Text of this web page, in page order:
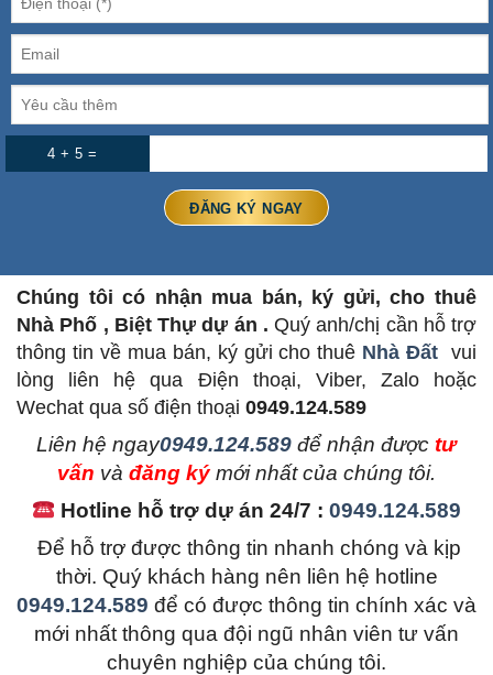
4 + 5 =
Chúng tôi có nhận mua bán, ký gửi, cho thuê
Nhà Phố , Biệt Thự dự án . Quý anh/chị cần hỗ trợ
thông tin về mua bán, ký gửi cho thuê Nhà Đất vui
lòng liên hệ qua Điện thoại, Viber, Zalo hoặc
Wechat qua số điện thoại 0949.124.589
Liên hệ ngay0949.124.589 để nhận được tư
vấn và đăng kýmới nhất của chúng tôi.
Hotline hỗ trợ dự án 24/7 :0949.124.589
Để hỗ trợ được thông tin nhanh chóng và kịp
thời. Quý khách hàng nên liên hệ hotline
0949.124.589 để có được thông tin chính xác và
mới nhất thông qua đội ngũ nhân viên tư vấn
chuyên nghiệp của chúng tôi.